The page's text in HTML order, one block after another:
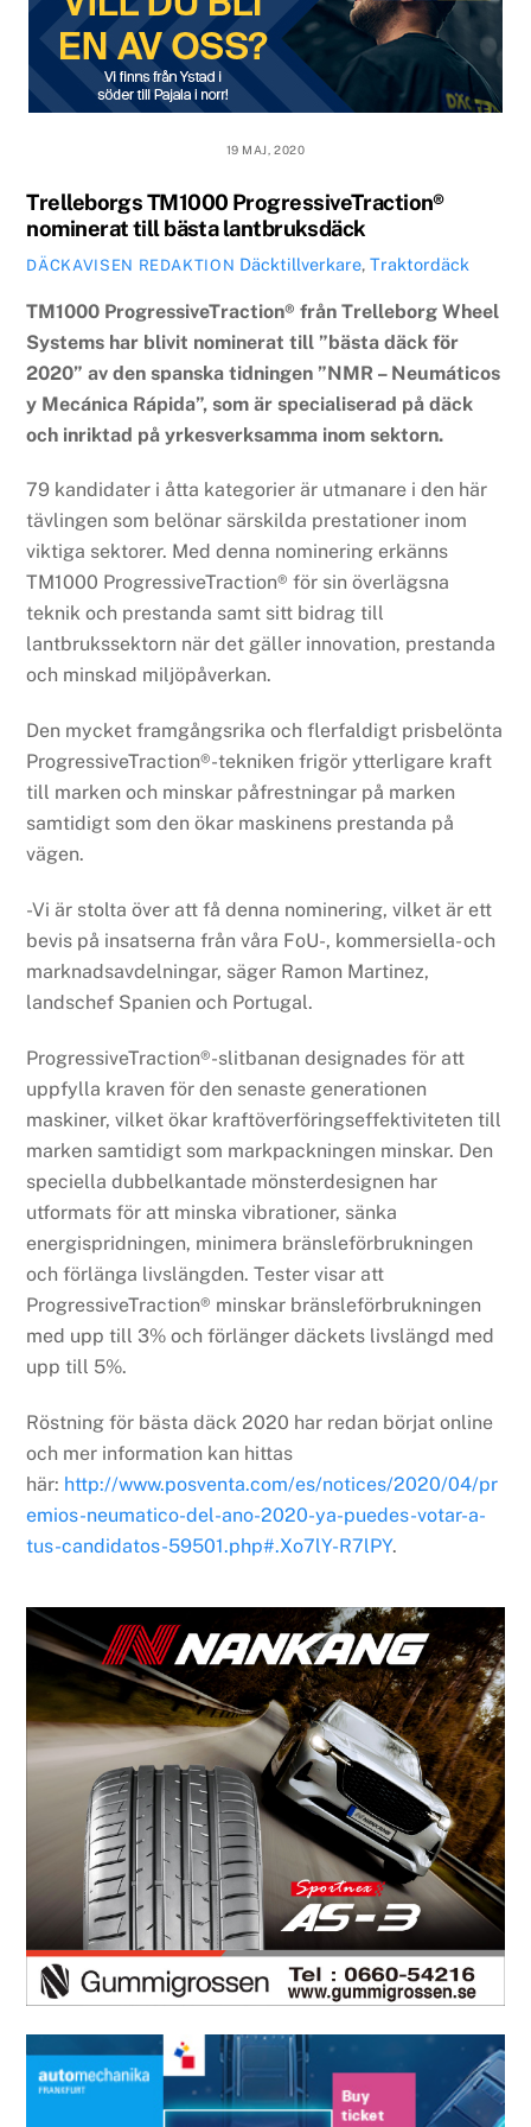
19 MAJ, 2020
Trelleborgs TM1000 ProgressiveTraction®
nominerat till bästa lantbruksdäck
DÄCKAVISEN REDAKTION Däcktillverkare,Traktordäck
TM1000 ProgressiveTraction® från Trelleborg Wheel
Systems har blivit nominerat till ”bästa däck för
2020” av den spanska tidningen ”NMR – Neumáticos
y Mecánica Rápida”, som är specialiserad på däck
och inriktad på yrkesverksamma inom sektorn.
79 kandidater i åtta kategorier är utmanare i den här
tävlingen som belönar särskilda prestationer inom
viktiga sektorer. Med denna nominering erkänns
TM1000 ProgressiveTraction® för sin överlägsna
teknik och prestanda samt sitt bidrag till
lantbrukssektorn när det gäller innovation, prestanda
och minskad miljöpåverkan.
Den mycket framgångsrika och flerfaldigt prisbelönta
ProgressiveTraction®-tekniken frigör ytterligare kraft
till marken och minskar påfrestningar på marken
samtidigt som den ökar maskinens prestanda på
vägen.
-Vi är stolta över att få denna nominering, vilket är ett
bevis på insatserna från våra FoU-, kommersiella- och
marknadsavdelningar, säger Ramon Martinez,
landschef Spanien och Portugal.
ProgressiveTraction®-slitbanan designades för att
uppfylla kraven för den senaste generationen
maskiner, vilket ökar kraftöverföringseffektiviteten till
marken samtidigt som markpackningen minskar. Den
speciella dubbelkantade mönsterdesignen har
utformats för att minska vibrationer, sänka
energispridningen, minimera bränsleförbrukningen
och förlänga livslängden. Tester visar att
ProgressiveTraction® minskar bränsleförbrukningen
med upp till 3% och förlänger däckets livslängd med
upp till 5%.
Röstning för bästa däck 2020 har redan börjat online
och mer information kan hittas
här: http://www.posventa.com/es/notices/2020/04/pr
emios-neumatico-del-ano-2020-ya-puedes-votar-a-
tus-candidatos-59501.php#.Xo7lY-R7lPY.